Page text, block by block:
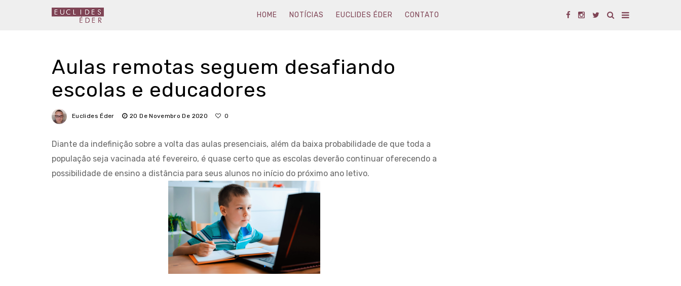
HOME NOTÍCIAS EUCLIDES ÉDER CONTATO
Aulas remotas seguem desafiando
escolas e educadores
Euclides Éder 20 De Novembro De 2020 0
Diante da indefinição sobre a volta das aulas presenciais, além da baixa probabilidade de que toda a
população seja vacinada até fevereiro, é quase certo que as escolas deverão continuar oferecendo a
possibilidade de ensino a distância para seus alunos no início do próximo ano letivo.